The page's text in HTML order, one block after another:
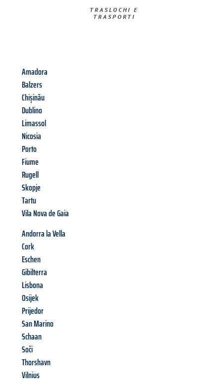
TRASLOCHI E
TRASPORTI​
Amadora
Balzers
Chișinău
Dublino
Limassol
Nicosia
Porto
Fiume
Rugell
Skopje
Tartu
Vila Nova de Gaia
Andorra la Vella
Cork
Eschen
Gibilterra
Lisbona
Osijek
Prijedor
San Marino
Schaan
Soči
Thorshavn
Vilnius